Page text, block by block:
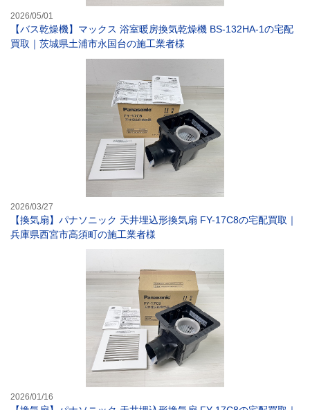
2026/05/01
【バス乾燥機】マックス 浴室暖房換気乾燥機 BS-132HA-1の宅配
買取｜茨城県土浦市永国台の施工業者様
2026/03/27
【換気扇】パナソニック 天井埋込形換気扇 FY-17C8の宅配買取｜
兵庫県西宮市高須町の施工業者様
2026/01/16